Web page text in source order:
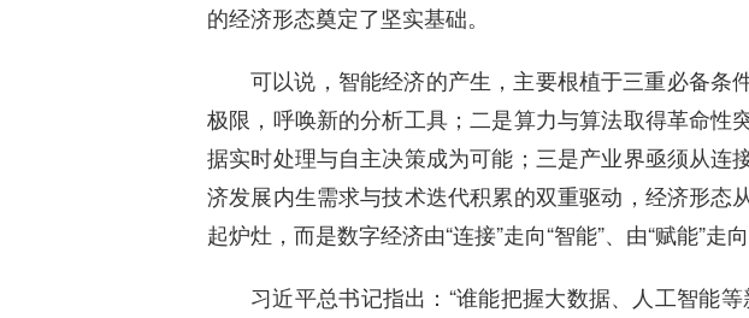
的经济形态奠定了坚实基础。
可以说，智能经济的产生，主要根植于三重必备条
极限，呼唤新的分析工具；二是算力与算法取得革命
据实时处理与自主决策成为可能；三是产业界亟须从
济发展内生需求与技术迭代积累的双重驱动，经济形
起炉灶，而是数字经济由“连接”走向“智能”、由“赋能”走向
习近平总书记指出：“谁能把握大数据、人工智能